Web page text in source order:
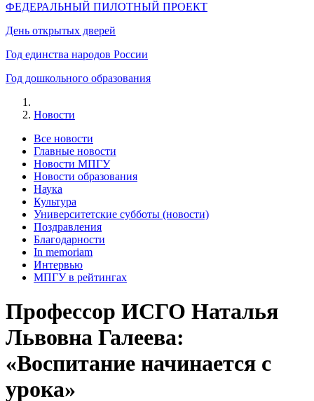
ФЕДЕРАЛЬНЫЙ ПИЛОТНЫЙ ПРОЕКТ
День открытых дверей
Год единства народов России
Год дошкольного образования
Новости
Все новости
Главные новости
Новости МПГУ
Новости образования
Наука
Культура
Университетские субботы (новости)
Поздравления
Благодарности
In memoriam
Интервью
МПГУ в рейтингах
Профессор ИСГО Наталья
Львовна Галеева:
«Воспитание начинается с
урока»